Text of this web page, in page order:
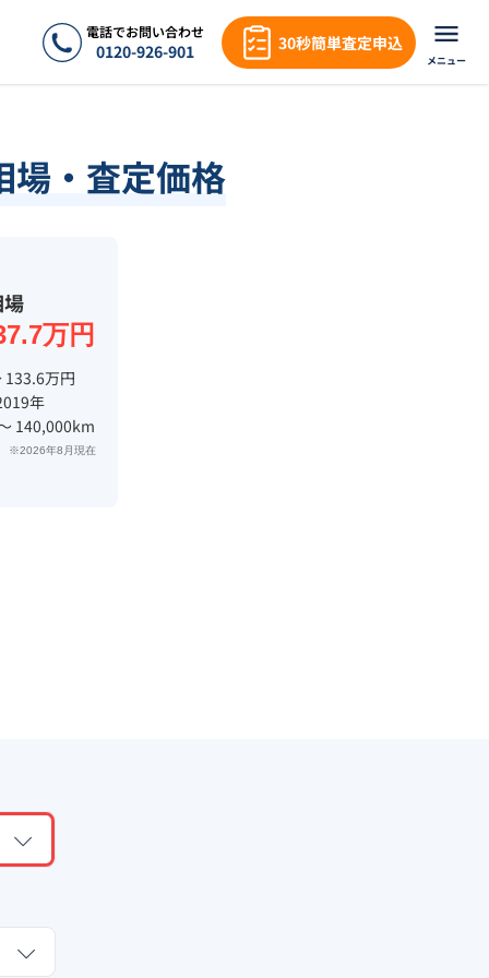
電話でお問い合わせ
0120-926-901 30秒簡単査定申込
メニュー
場・査定価格
万円
133.6万円
年
140,000km
※2026年8月現在